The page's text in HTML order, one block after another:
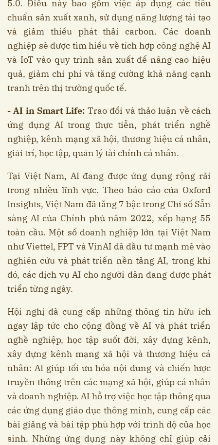
5.0. Điều này bao gồm việc áp dụng các tiêu
chuẩn sản xuất xanh, sử dụng năng lượng tái tạo
và giảm thiểu phát thải carbon. Các doanh
nghiệp sẽ được tìm hiểu về tích hợp công nghệ AI
và IoT vào quy trình sản xuất để nâng cao hiệu
quả, giảm chi phí và tăng cường khả năng cạnh
tranh trên thị trường quốc tế.
- AI in Smart Life: Trao đổi và thảo luận về cách
ứng dụng AI trong thực tiễn, phát triển nghề
nghiệp, kênh mạng xã hội, thương hiệu cá nhân,
giải trí, học tập, quản lý tài chính cá nhân.
Tại Việt Nam, AI đang được ứng dụng rộng rãi
trong nhiều lĩnh vực. Theo báo cáo của Oxford
Insights, Việt Nam đã tăng 7 bậc trong Chỉ số Sẵn
sàng AI của Chính phủ năm 2022, xếp hạng 55
toàn cầu. Một số doanh nghiệp lớn tại Việt Nam
như Viettel, FPT và VinAI đã đầu tư mạnh mẽ vào
nghiên cứu và phát triển nền tảng AI, trong khi
đó, các dịch vụ AI cho người dân đang được phát
triển từng ngày.
Hội nghị đã cung cấp những thông tin hữu ích
ngay lập tức cho cộng đồng về AI và phát triển
nghề nghiệp, học tập suốt đời, xây dựng kênh,
xây dựng kênh mạng xã hội và thương hiệu cá
nhân: AI giúp tối ưu hóa nội dung và chiến lược
truyền thông trên các mạng xã hội, giúp cá nhân
và doanh nghiệp. AI hỗ trợ việc học tập thông qua
các ứng dụng giáo dục thông minh, cung cấp các
bài giảng và bài tập phù hợp với trình độ của học
sinh. Những ứng dụng này không chỉ giúp cải